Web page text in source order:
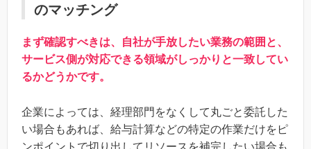
のマッチング
まず確認すべきは、自社が手放したい業務の範囲と、
サービス側が対応できる領域がしっかりと一致してい
るかどうかです。
企業によっては、経理部門をなくして丸ごと委託した
い場合もあれば、給与計算などの特定の作業だけをピ
ンポイントで切り出してリソースを補完したい場合も